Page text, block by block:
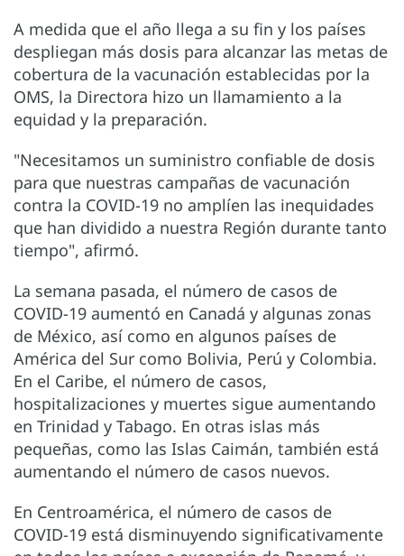
A medida que el año llega a su fin y los países
despliegan más dosis para alcanzar las metas de
cobertura de la vacunación establecidas por la
OMS, la Directora hizo un llamamiento a la
equidad y la preparación.
"Necesitamos un suministro confiable de dosis
para que nuestras campañas de vacunación
contra la COVID-19 no amplíen las inequidades
que han dividido a nuestra Región durante tanto
tiempo", afirmó.
La semana pasada, el número de casos de
COVID-19 aumentó en Canadá y algunas zonas
de México, así como en algunos países de
América del Sur como Bolivia, Perú y Colombia.
En el Caribe, el número de casos,
hospitalizaciones y muertes sigue aumentando
en Trinidad y Tabago. En otras islas más
pequeñas, como las Islas Caimán, también está
aumentando el número de casos nuevos.
En Centroamérica, el número de casos de
COVID-19 está disminuyendo significativamente